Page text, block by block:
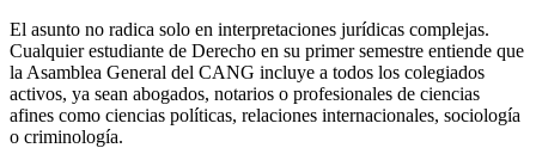
El asunto no radica solo en interpretaciones jurídicas complejas.
Cualquier estudiante de Derecho en su primer semestre entiende que
la Asamblea General del CANG incluye a todos los colegiados
activos, ya sean abogados, notarios o profesionales de ciencias
afines como ciencias políticas, relaciones internacionales, sociología
o criminología.